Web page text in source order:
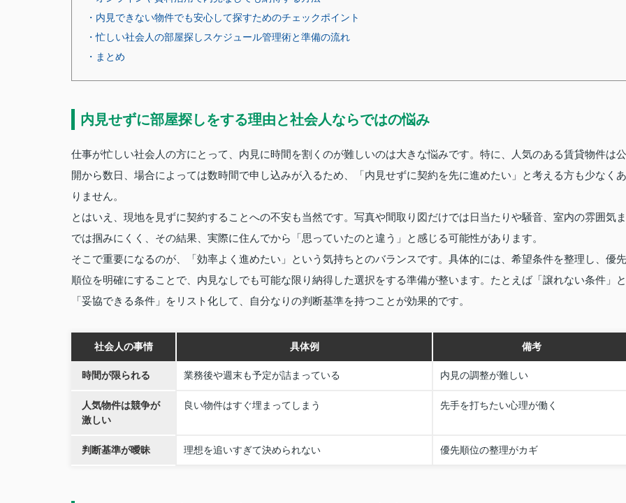
・内見できない物件でも安心して探すためのチェックポイント
・忙しい社会人の部屋探しスケジュール管理術と準備の流れ
・まとめ
内見せずに部屋探しをする理由と社会人ならではの悩み
仕事が忙しい社会人の方にとって、内見に時間を割くのが難しいのは大きな悩みです。特に、人気のある賃貸物件は公
開から数日、場合によっては数時間で申し込みが入るため、「内見せずに契約を先に進めたい」と考える方も少なくあ
りません。
とはいえ、現地を見ずに契約することへの不安も当然です。写真や間取り図だけでは日当たりや騒音、室内の雰囲気ま
では掴みにくく、その結果、実際に住んでから「思っていたのと違う」と感じる可能性があります。
そこで重要になるのが、「効率よく進めたい」という気持ちとのバランスです。具体的には、希望条件を整理し、優先
順位を明確にすることで、内見なしでも可能な限り納得した選択をする準備が整います。たとえば「譲れない条件」と
「妥協できる条件」をリスト化して、自分なりの判断基準を持つことが効果的です。
社会人の事情 具体例 備考
時間が限られる 業務後や週末も予定が詰まっている 内見の調整が難しい
人気物件は競争が
激しい
良い物件はすぐ埋まってしまう 先手を打ちたい心理が働く
判断基準が曖昧 理想を追いすぎて決められない 優先順位の整理がカギ